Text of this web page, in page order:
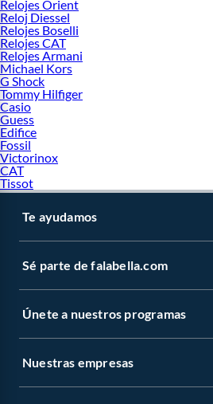
Relojes Orient
Reloj Diessel
Relojes Boselli
Relojes CAT
Relojes Armani
Michael Kors
G Shock
Tommy Hilfiger
Casio
Guess
Edifice
Fossil
Victorinox
CAT
Tissot
Te ayudamos
Sé parte de falabella.com
Únete a nuestros programas
Nuestras empresas